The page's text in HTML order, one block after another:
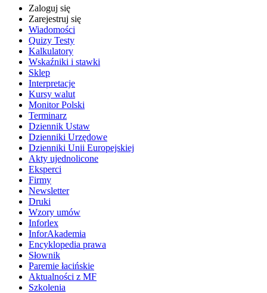
Zaloguj się
Zarejestruj się
Wiadomości
Quizy Testy
Kalkulatory
Wskaźniki i stawki
Sklep
Interpretacje
Kursy walut
Monitor Polski
Terminarz
Dziennik Ustaw
Dzienniki Urzędowe
Dzienniki Unii Europejskiej
Akty ujednolicone
Eksperci
Firmy
Newsletter
Druki
Wzory umów
Inforlex
InforAkademia
Encyklopedia prawa
Słownik
Paremie łacińskie
Aktualności z MF
Szkolenia